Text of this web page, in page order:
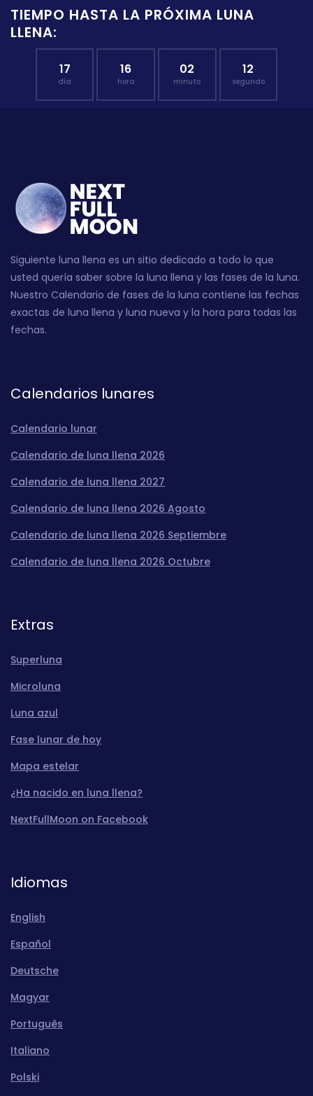
TIEMPO HASTA LA PRÓXIMA LUNA
LLENA:
17
día
16
hora
02
minuto
11
segundo
Siguiente luna llena es un sitio dedicado a todo lo que
usted quería saber sobre la luna llena y las fases de la luna.
Nuestro Calendario de fases de la luna contiene las fechas
exactas de luna llena y luna nueva y la hora para todas las
fechas.
Calendarios lunares
Calendario lunar
Calendario de luna llena 2026
Calendario de luna llena 2027
Calendario de luna llena 2026 Agosto
Calendario de luna llena 2026 Septiembre
Calendario de luna llena 2026 Octubre
Extras
Superluna
Microluna
Luna azul
Fase lunar de hoy
Mapa estelar
¿Ha nacido en luna llena?
NextFullMoon on Facebook
Idiomas
English
Español
Deutsche
Magyar
Português
Italiano
Polski